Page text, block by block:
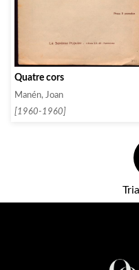
Quatre cors
Manén, Joan
[1960-1960]